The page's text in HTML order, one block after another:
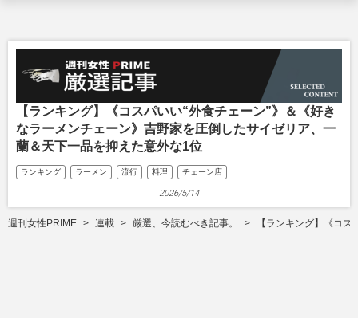
【ランキング】《コスパいい“外食チェーン”》＆《好き
なラーメンチェーン》吉野家を圧倒したサイゼリア、一
蘭＆天下一品を抑えた意外な1位
ランキング ラーメン 流行 料理 チェーン店
2026/5/14
週刊女性PRIME 連載 厳選、今読むべき記事。 【ランキング】《コ